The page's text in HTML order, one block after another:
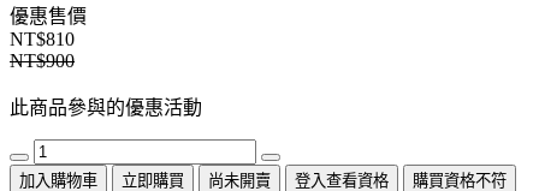
優惠售價
NT$810
NT$900
此商品參與的優惠活動
加入購物車 立即購買 尚未開賣 登入查看資格
購買資格不符